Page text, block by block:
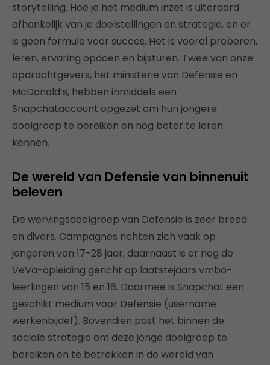
storytelling. Hoe je het medium inzet is uiteraard
afhankelijk van je doelstellingen en strategie, en er
is geen formule voor succes. Het is vooral proberen,
leren, ervaring opdoen en bijsturen. Twee van onze
opdrachtgevers, het ministerie van Defensie en
McDonald’s, hebben inmiddels een
Snapchataccount opgezet om hun jongere
doelgroep te bereiken en nog beter te leren
kennen.
De wereld van Defensie van binnenuit
beleven
De wervingsdoelgroep van Defensie is zeer breed
en divers. Campagnes richten zich vaak op
jongeren van 17-28 jaar, daarnaast is er nog de
VeVa-opleiding gericht op laatstejaars vmbo-
leerlingen van 15 en 16. Daarmee is Snapchat een
geschikt medium voor Defensie (username
werkenbijdef). Bovendien past het binnen de
sociale strategie om deze jonge doelgroep te
bereiken en te betrekken in de wereld van